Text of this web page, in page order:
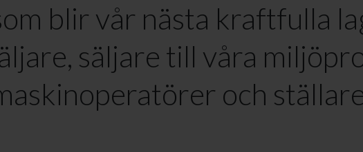
blir vår nästa kraftfulla
säljare till våra
och